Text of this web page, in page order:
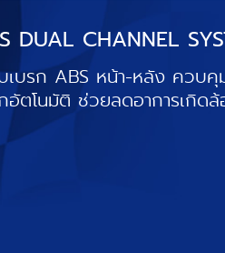
DUAL CHANNEL
เบรก ABS หน้า-หลัง ควบคุ
อัตโนมัติ ช่วยลดอาการเกิด